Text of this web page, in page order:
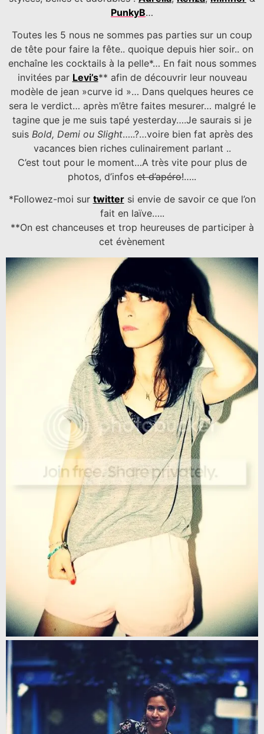
PunkyB…
Toutes les 5 nous ne sommes pas parties sur un coup
de tête pour faire la fête.. quoique depuis hier soir.. on
enchaîne les cocktails à la pelle*… En fait nous sommes
invitées par Levi’s** afin de découvrir leur nouveau
modèle de jean »curve id »… Dans quelques heures ce
sera le verdict… après m’être faites mesurer… malgré le
tagine que je me suis tapé yesterday….Je saurais si je
suis Bold, Demi ou Slight…..?…voire bien fat après des
vacances bien riches culinairement parlant ..
C’est tout pour le moment…A très vite pour plus de
photos, d’infos et d’apéro!…..
*Followez-moi sur twittersi envie de savoir ce que l’on
fait en laïve…..
**On est chanceuses et trop heureuses de participer à
cet évènement